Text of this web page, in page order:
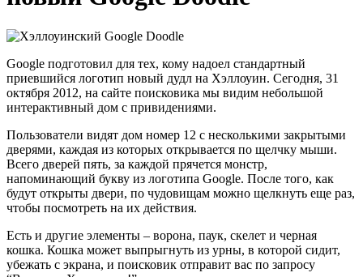
Google подготовил для тех, кому надоел стандартный
приевшийся логотип новый дудл на Хэллоуин. Сегодня, 31
октября 2012, на сайте поисковика мы видим небольшой
интерактивный дом с привидениями.
Пользователи видят дом номер 12 с несколькими закрытыми
дверями, каждая из которых открывается по щелчку мыши.
Всего дверей пять, за каждой прячется монстр,
напоминающий букву из логотипа Google. После того, как
будут открыты двери, по чудовищам можно щелкнуть еще раз,
чтобы посмотреть на их действия.
Есть и другие элементы – ворона, паук, скелет и черная
кошка. Кошка может выпрыгнуть из урны, в которой сидит,
убежать с экрана, и поисковик отправит вас по запросу